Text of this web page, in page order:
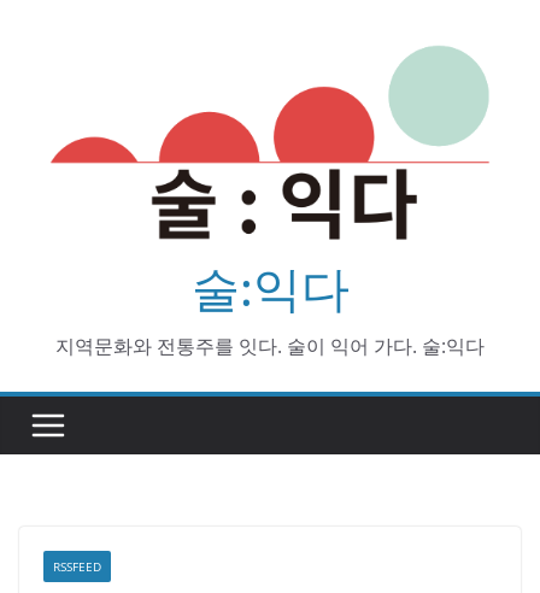
술:익다
지역문화와 전통주를 잇다. 술이 익어 가다. 술:익다
RSSFEED